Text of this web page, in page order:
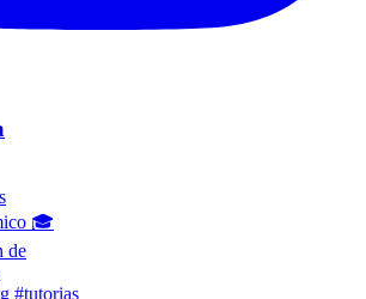
🎓
de
#tutorias